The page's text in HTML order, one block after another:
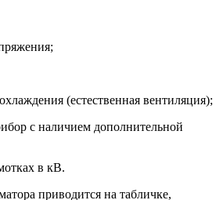
(естественная вентиляция);
с наличием дополнительной
в кВ.
приводится на табличке,